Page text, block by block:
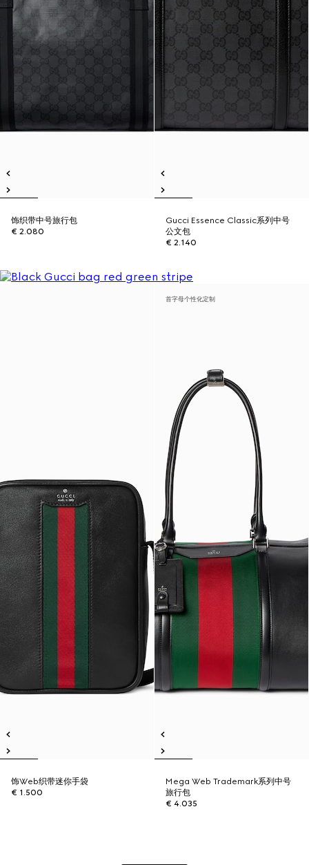
饰织带中号旅行包
€ 2.080
Gucci Essence Classic系列中号
公文包
€ 2.140
饰Web织带迷你手袋
€ 1.500
首字母个性化定制
Mega Web Trademark系列中号
旅行包
€ 4.035